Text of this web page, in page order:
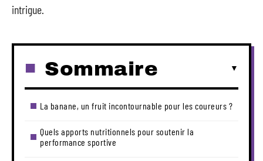
intrigue.
Sommaire
La banane, un fruit incontournable pour les coureurs ?
Quels apports nutritionnels pour soutenir la
performance sportive